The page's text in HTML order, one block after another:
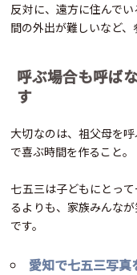
反対に、遠方に住んで
間の外出が難しいなど、
呼ぶ場合も呼ば
す
大切なのは、祖父母を
で喜ぶ時間を作ること。
七五三は子どもにとっ
るよりも、家族みんな
です。
愛知で七五三写真